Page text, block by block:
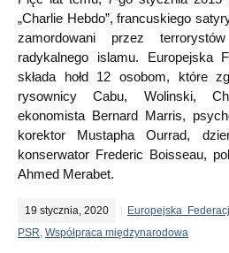
„Charlie Hebdo”, francuskiego
zamordowani przez
radykalnego islamu. Europejska
składa hołd 12 osobom, które
rysownicy Cabu, Wolinski,
ekonomista Bernard Marris,
korektor Mustapha Ourrad,
konserwator Frederic Boisseau,
Ahmed Merabet.
19 stycznia, 2020 Europejska
PSR, Współpraca międzynarodowa